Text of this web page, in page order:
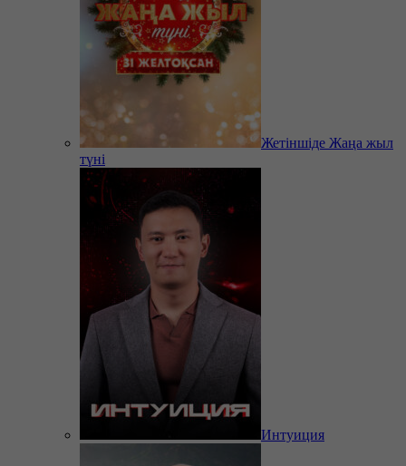
Жетіншіде Жаңа жыл
түні
Интуиция